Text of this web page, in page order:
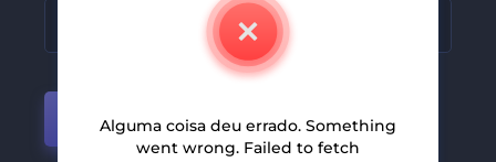
Participar
Alguma coisa deu errado. Something
went wrong. Failed to fetch